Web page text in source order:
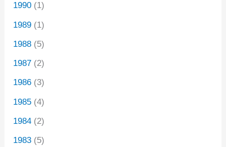
1990 (1)
1989 (1)
1988 (5)
1987 (2)
1986 (3)
1985 (4)
1984 (2)
1983 (5)